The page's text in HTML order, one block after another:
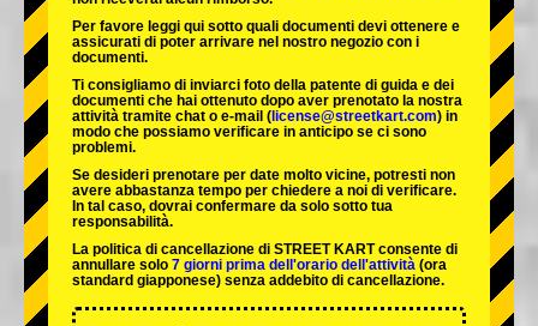
Per favore leggi qui sotto quali documenti devi ottenere e
assicurati di poter arrivare nel nostro negozio con i
documenti.
Ti consigliamo di inviarci foto della patente di guida e dei
documenti che hai ottenuto dopo aver prenotato la nostra
attività tramite chat o e-mail ( license@streetkart.com) in
modo che possiamo verificare in anticipo se ci sono
problemi.
Se desideri prenotare per date molto vicine, potresti non
avere abbastanza tempo per chiedere a noi di verificare.
In tal caso, dovrai confermare da solo sotto tua
responsabilità.
La politica di cancellazione di STREET KART consente di
annullare solo 7 giorni prima dell'orario dell'attività (ora
standard giapponese) senza addebito di cancellazione.